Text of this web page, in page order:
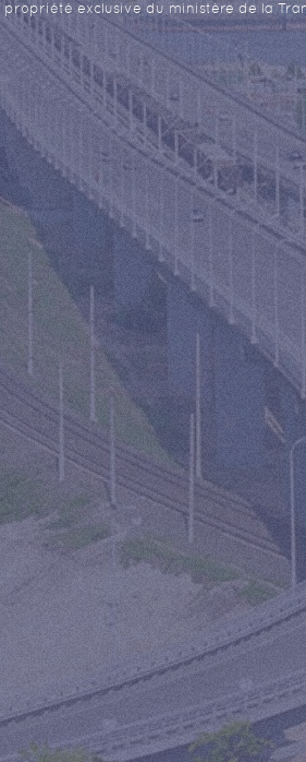
propriété exclusive du ministère de la